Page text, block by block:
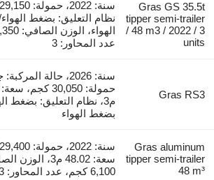
Gras GS 35.5t
tipper semi-trailer
/ 48 m3 / 2022 / 3
units
نظام التعليق: بضغط
عدد المحاور: 3
Gras RS3
سنة: 2026، حالة
م3، نظام التعليق: بضغط
بضغط الهواء
Gras aluminum
tipper semi-trailer
48 m³
سعة: 48.02 م3،
6,100 كجم، عدد المحاور: 3